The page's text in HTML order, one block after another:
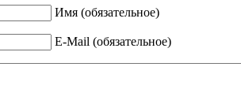
Имя (обязательное)
E-Mail (обязательное)